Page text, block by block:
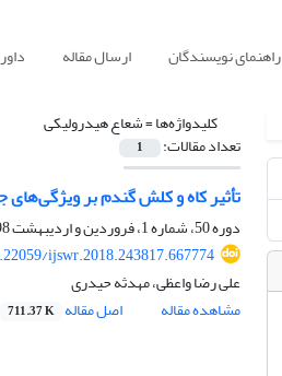
راهنمای نویسندگان ارسال مقاله
کلیدواژه‌ها =شعاع هیدرولیکی
تعداد مقالات: 1
تأثیر کاه و کلش گندم بر
دوره 50، شماره 1، فروردین و اردیبهشت 1398، صفحه
ijswr.2018.243817.667774
علی رضا واعظی، مهدثه حیدری
مشاهده مقاله
اصل مقاله 711.37 K